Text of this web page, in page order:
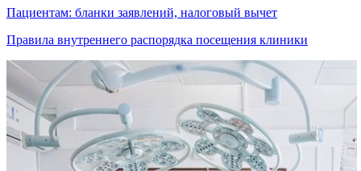
Пациентам: бланки заявлений, налоговый вычет
Правила внутреннего распорядка посещения клиники